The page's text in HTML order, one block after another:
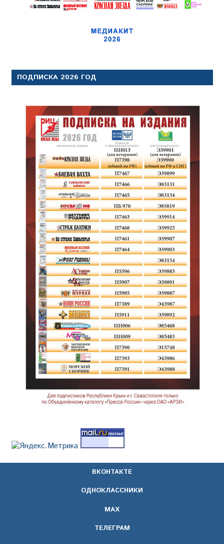
ПОДПИСКА 2026 ГОД
ВКОНТАКТЕ
ОДНОКЛАССНИКИ
МАХ
ТЕЛЕГРАМ